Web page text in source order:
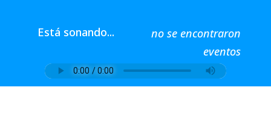
Está sonando...
no se encontraron
eventos